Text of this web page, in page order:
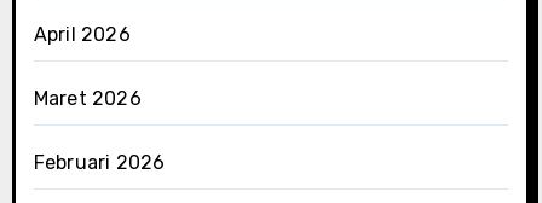
April 2026
Maret 2026
Februari 2026